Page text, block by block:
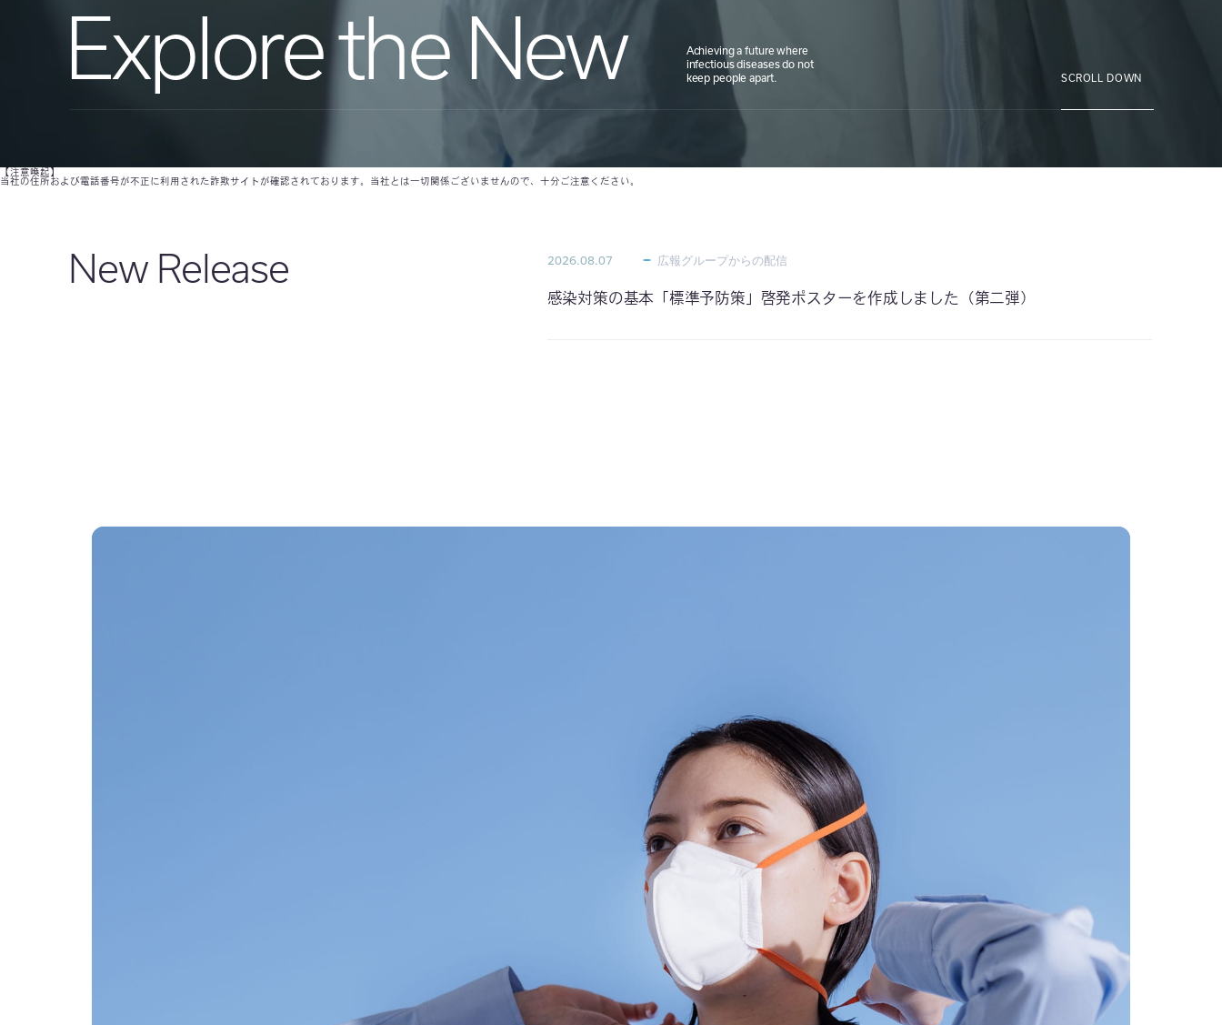
Explorethe New
Achieving a future where
infectious diseases do not
keep people apart.
SCROLL DOWN
【注意喚起】
当社の住所および電話番号が不正に利用された詐欺サイトが確認されております。当社とは一切関係ございませんので、十分ご注意ください。
New Release 2026.08.07 広報グループからの配信
感染対策の基本「標準予防策」啓発ポスターを作成しました（第二弾）